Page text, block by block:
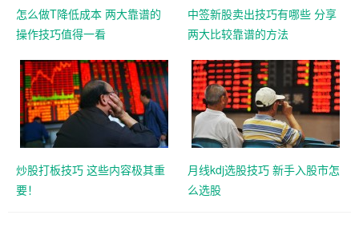
怎么做T降低成本 两大靠谱的
操作技巧值得一看
中签新股卖出技巧有哪些 分享
两大比较靠谱的方法
炒股打板技巧 这些内容极其重
要！
月线kdj选股技巧 新手入股市怎
么选股